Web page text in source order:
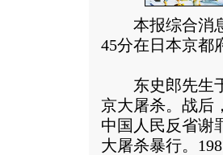
本报综合消息
45分在日本京都
东史郎先生于
京大屠杀。战后
中国人民反省谢
大屠杀暴行。